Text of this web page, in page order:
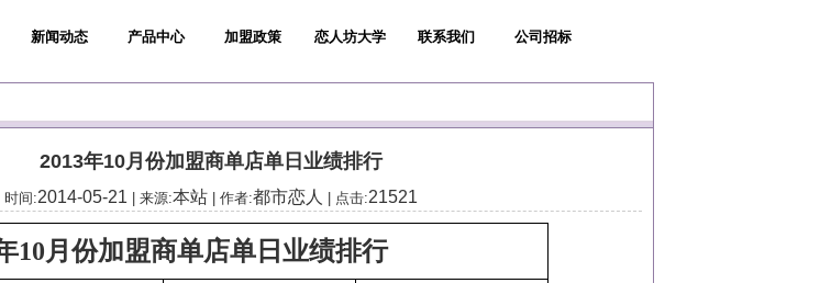
新闻动态 产品中心 加盟政策 恋人坊大学 联系我们 公司招标
2013年10月份加盟商单店单日业绩排行
时间:2014-05-21| 来源:本站| 作者:都市恋人 | 点击:21521
10月份加盟商单店单日业绩排行